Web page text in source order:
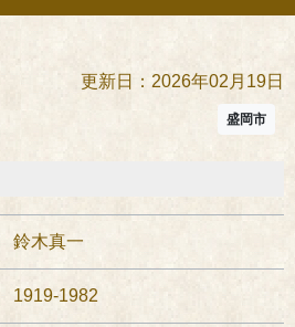
更新日：2026年02月19日
盛岡市
鈴木真一
1919-1982